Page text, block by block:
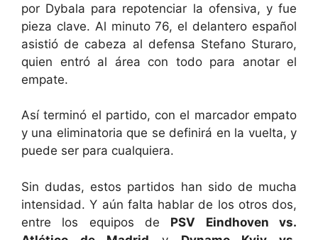
por Dybala para repotenciar la ofensiva, y fue
pieza clave. Al minuto 76, el delantero español
asistió de cabeza al defensa Stefano Sturaro,
quien entró al área con todo para anotar el
empate.
Así terminó el partido, con el marcador empato
y una eliminatoria que se definirá en la vuelta, y
puede ser para cualquiera.
Sin dudas, estos partidos han sido de mucha
intensidad. Y aún falta hablar de los otros dos,
entre los equipos de PSV Eindhoven vs.